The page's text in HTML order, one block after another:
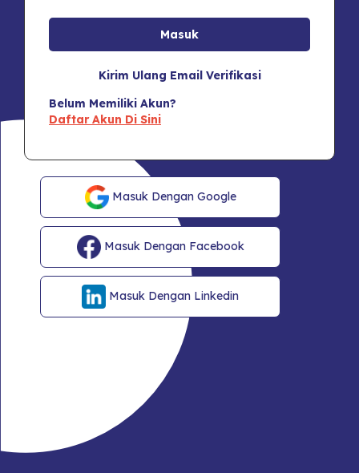
Kirim Ulang Email Verifikasi
Belum Memiliki Akun?
Daftar Akun Di Sini
Masuk Dengan Google
Masuk Dengan Facebook
Masuk Dengan Linkedin